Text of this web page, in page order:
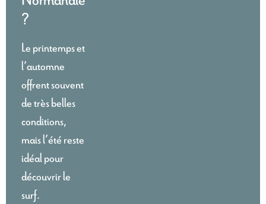
?
Le printemps et
l’automne
offrent souvent
de très belles
conditions,
mais l’été reste
idéal pour
découvrir le
surf.